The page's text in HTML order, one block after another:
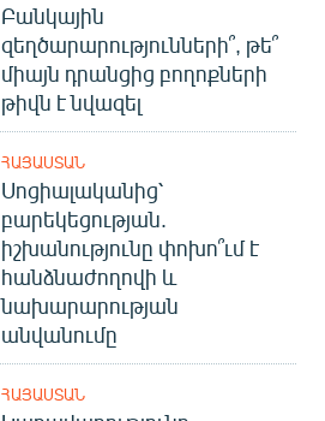
Բանկային
զեղծարարությունների՞, թե՞
միայն դրանցից բողոքների
թիվն է նվազել
ՀԱՅԱՍՏԱՆ
Սոցիալականից՝
բարեկեցության.
իշխանությունը փոխո՞ւմ է
հանձնաժողովի և
նախարարության
անվանումը
ՀԱՅԱՍՏԱՆ